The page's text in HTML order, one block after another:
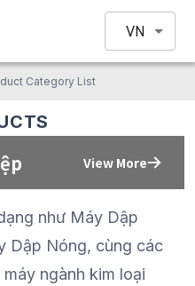
VN
Category List
View More
như Máy Dập
Dập Nóng, cùng các
ngành kim loại